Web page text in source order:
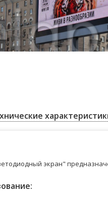
экран"